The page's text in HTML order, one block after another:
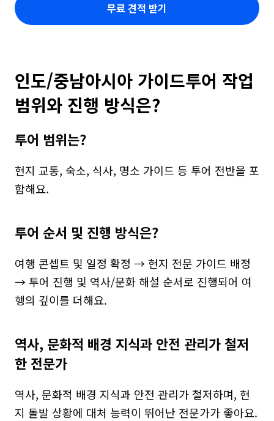
무료 견적 받기
인도/중남아시아 가이드투어 작업
범위와 진행 방식은?
투어 범위는?
현지 교통, 숙소, 식사, 명소 가이드 등 투어 전반을 포
함해요.
투어 순서 및 진행 방식은?
여행 콘셉트 및 일정 확정 → 현지 전문 가이드 배정
→ 투어 진행 및 역사/문화 해설 순서로 진행되어 여
행의 깊이를 더해요.
역사, 문화적 배경 지식과 안전 관리가 철저
한 전문가
역사, 문화적 배경 지식과 안전 관리가 철저하며, 현
지 돌발 상황에 대처 능력이 뛰어난 전문가가 좋아요.